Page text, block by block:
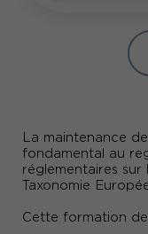
La maintenance
fondamental au
réglementaires sur
Taxonomie
Cette formation